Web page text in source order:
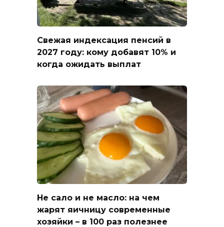
Свежая индексация пенсий в
2027 году: кому добавят 10% и
когда ожидать выплат
Не сало и не масло: на чем
жарят яичницу современные
хозяйки – в 100 раз полезнее